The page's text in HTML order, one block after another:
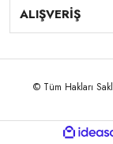
ALIŞVERİŞ
© Tüm Hakları